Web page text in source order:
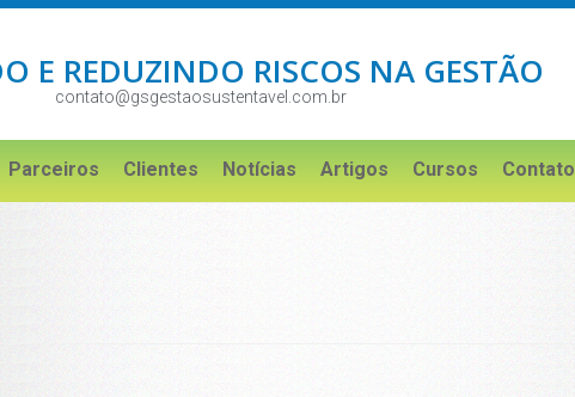
E REDUZINDO RISCOS NA GESTÃO
contato@gsgestaosustentavel.com.br
Parceiros Clientes Notícias Artigos Cursos Contato